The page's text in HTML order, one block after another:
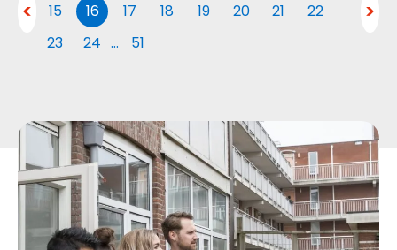
15
16 17 18 19 20 21
22
23
24 … 51